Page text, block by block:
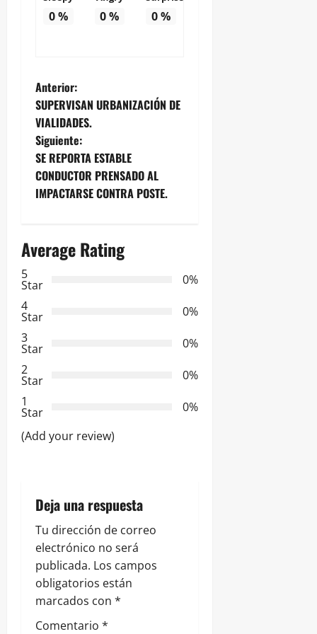
0% 0% 0%
N
a
v
e
a
i
ó
n
d
e
e
t
r
a
d
a
Anterior:
SUPERVISAN URBANIZACIÓN DE
VIALIDADES.
Siguiente:
SE REPORTA ESTABLE
CONDUCTOR PRENSADO AL
IMPACTARSE CONTRA POSTE.
Average Rating
5
Star
0%
4
Star
0%
3
Star
0%
2
Star
0%
1
Star
0%
(Add your review)
Deja una respuesta
Tu dirección de correo
electrónico no será
publicada. Los campos
obligatorios están
marcados con *
Comentario *